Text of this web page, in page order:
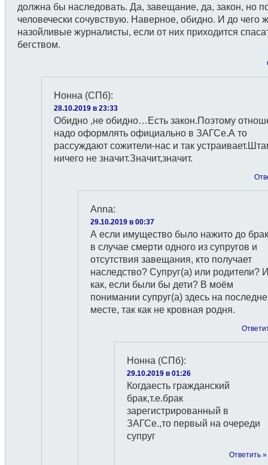
должна бы наследовать. Да, завещание, да, закон, но
человечески сочувствую. Наверное, обидно. И до чего
назойливые журналисты, если от них приходится
бегством.
Нонна (СПб):
28.10.2019 в 23:33
Обидно ,не обидно…Есть закон.Поэтому
надо оформлять официально в ЗАГСе.А то
рассуждают сожители-нас и так
ничего не значит.Значит,значит.
Anna:
29.10.2019 в 00:37
А если имущество было нажито до
в случае смерти одного из супругов и
отсутствия завещания, кто получает
наследство? Супруг(а) или родители?
как, если были бы дети? В моём
понимании супруг(а) здесь на
месте, так как не кровная родня.
Нонна (СПб):
29.10.2019 в 01:26
Когдаесть гражданский
брак,т.е.брак
зарегистрированный в
ЗАГСе.,то первый на очереди
супруг
Ответить »